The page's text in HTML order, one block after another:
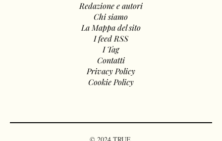
Redazione e autori
Chi siamo
La Mappa del sito
I feed RSS
I Tag
Contatti
Privacy Policy
Cookie Policy